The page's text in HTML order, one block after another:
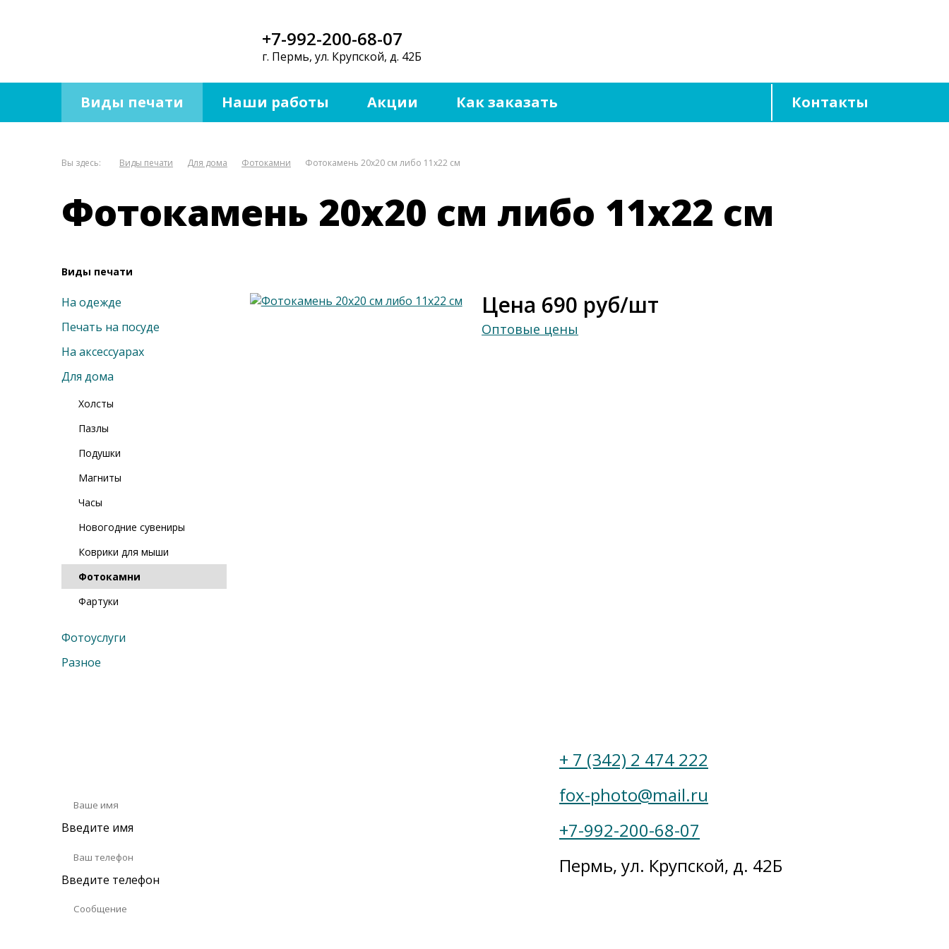
+7-992-200-68-07
г. Пермь, ул. Крупской, д. 42Б
Виды печати Наши работы Акции Как заказать Контакты
Вы здесь: Виды печати Для дома Фотокамни Фотокамень 20х20 см либо 11х22 см
Фотокамень 20х20 см либо 11х22 см
Виды печати
На одежде
Печать на посуде
На аксессуарах
Для дома
Холсты
Пазлы
Подушки
Магниты
Часы
Новогодние сувениры
Коврики для мыши
Фотокамни
Фартуки
Фотоуслуги
Разное
Цена 690 руб/шт
Оптовые цены
Введите имя
Введите телефон
+ 7 (342) 2 474 222
fox-photo@mail.ru
+7-992-200-68-07
Пермь, ул. Крупской, д. 42Б